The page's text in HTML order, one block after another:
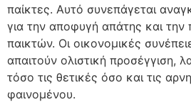
παίκτες. Αυτό συνεπάγεται
για την αποφυγή απάτης και την
παικτών. Οι οικονομικές
απαιτούν ολιστική προσέγγιση,
τόσο τις θετικές όσο και τις
φαινομένου.